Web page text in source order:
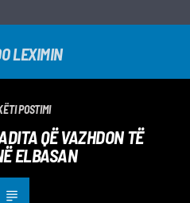
LEXIMIN
POSTIMI
QË VAZHDON TË
ELBASAN